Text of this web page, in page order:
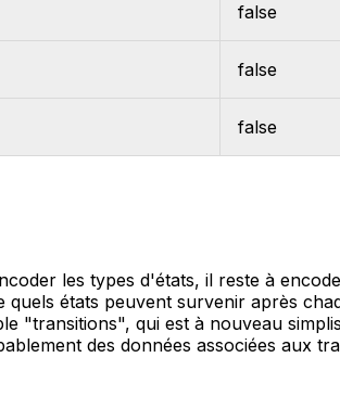
false
false
false
les types d'états, il reste à
quels états peuvent survenir après
"transitions", qui est à nouveau
des données associées aux